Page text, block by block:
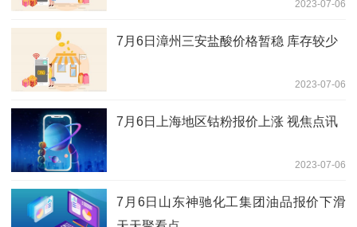
2023-07-06
7月6日漳州三安盐酸价格暂稳 库存较少
2023-07-06
7月6日上海地区钴粉报价上涨 视焦点讯
2023-07-06
7月6日山东神驰化工集团油品报价下滑